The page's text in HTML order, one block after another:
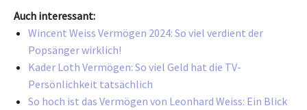
Auch interessant:
Wincent Weiss Vermögen 2024: So viel verdient der
Popsänger wirklich!
Kader Loth Vermögen: So viel Geld hat die TV-
Persönlichkeit tatsächlich
So hoch ist das Vermögen von Leonhard Weiss: Ein Blick